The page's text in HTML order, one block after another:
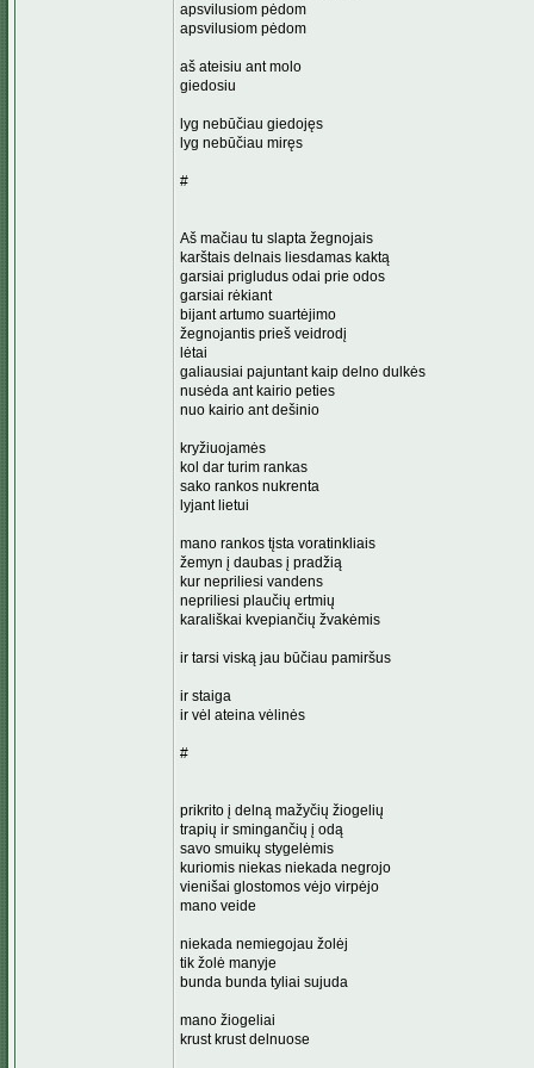
apsvilusiom pėdom
apsvilusiom pėdom
aš ateisiu ant molo
giedosiu
lyg nebūčiau giedojęs
lyg nebūčiau miręs
#
Aš mačiau tu slapta žegnojais
karštais delnais liesdamas kaktą
garsiai prigludus odai prie odos
garsiai rėkiant
bijant artumo suartėjimo
žegnojantis prieš veidrodį
lėtai
galiausiai pajuntant kaip delno dulkės
nusėda ant kairio peties
nuo kairio ant dešinio
kryžiuojamės
kol dar turim rankas
sako rankos nukrenta
lyjant lietui
mano rankos tįsta voratinkliais
žemyn į daubas į pradžią
kur nepriliesi vandens
nepriliesi plaučių ertmių
karališkai kvepiančių žvakėmis
ir tarsi viską jau būčiau pamiršus
ir staiga
ir vėl ateina vėlinės
#
prikrito į delną mažyčių žiogelių
trapių ir smingančių į odą
savo smuikų stygelėmis
kuriomis niekas niekada negrojo
vienišai glostomos vėjo virpėjo
mano veide
niekada nemiegojau žolėj
tik žolė manyje
bunda bunda tyliai sujuda
mano žiogeliai
krust krust delnuose